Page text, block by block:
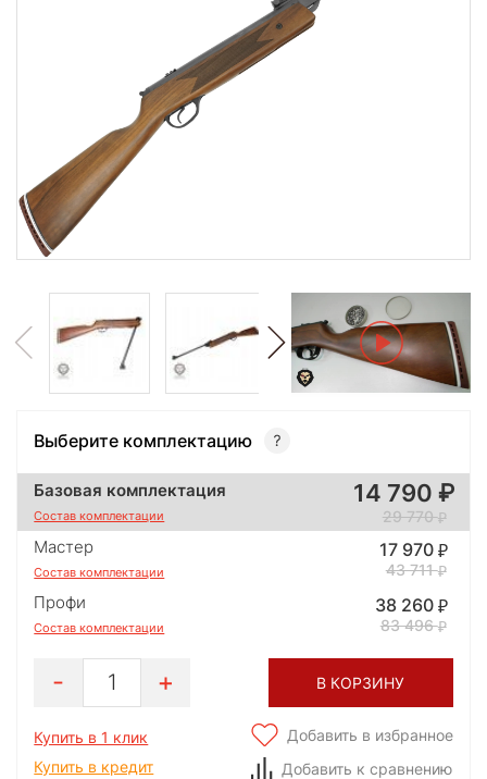
Выберите комплектацию
Базовая комплектация
Состав комплектации
14 790
29 770
Мастер
Состав комплектации
17 970
43 711
Профи
Состав комплектации
38 260
83 496
1 В КОРЗИНУ
Купить в 1 клик
Купить в кредит
Добавить в избранное
Добавить к сравнению